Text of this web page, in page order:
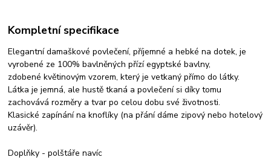
Kompletní specifikace
Elegantní damaškové povlečení, příjemné a hebké na dotek, je
vyrobené ze 100% bavlněných přízí egyptské bavlny,
zdobené květinovým vzorem, který je vetkaný přímo do látky.
Látka je jemná, ale hustě tkaná a povlečení si díky tomu
zachovává rozměry a tvar po celou dobu své životnosti.
Klasické zapínání na knoflíky (na přání dáme zipový nebo hotelový
uzávěr).
Doplňky - polštáře navíc